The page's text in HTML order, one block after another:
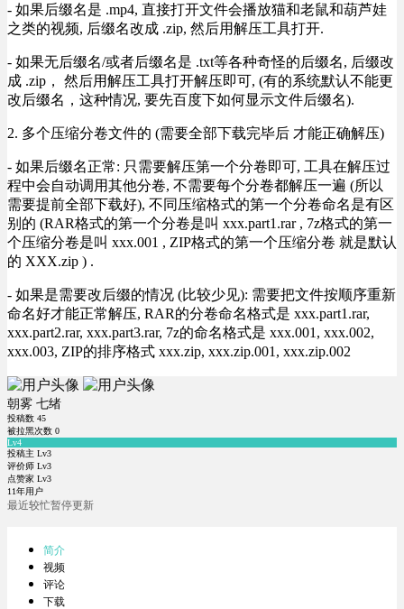
- 如果后缀名是 .mp4, 直接打开文件会播放猫和老鼠和葫芦娃
之类的视频, 后缀名改成 .zip, 然后用解压工具打开.
- 如果无后缀名/或者后缀名是 .txt等各种奇怪的后缀名, 后缀改
成 .zip， 然后用解压工具打开解压即可, (有的系统默认不能更
改后缀名，这种情况, 要先百度下如何显示文件后缀名).
2. 多个压缩分卷文件的 (需要全部下载完毕后 才能正确解压)
- 如果后缀名正常: 只需要解压第一个分卷即可, 工具在解压过
程中会自动调用其他分卷, 不需要每个分卷都解压一遍 (所以
需要提前全部下载好), 不同压缩格式的第一个分卷命名是有区
别的 (RAR格式的第一个分卷是叫 xxx.part1.rar , 7z格式的第一
个压缩分卷是叫 xxx.001 , ZIP格式的第一个压缩分卷 就是默认
的 XXX.zip ) .
- 如果是需要改后缀的情况 (比较少见): 需要把文件按顺序重新
命名好才能正常解压, RAR的分卷命名格式是 xxx.part1.rar,
xxx.part2.rar, xxx.part3.rar, 7z的命名格式是 xxx.001, xxx.002,
xxx.003, ZIP的排序格式 xxx.zip, xxx.zip.001, xxx.zip.002
朝雾 七绪
投稿数 45
被拉黑次数 0
Lv4
投稿主 Lv3
评价师 Lv3
点赞家 Lv3
11年用户
最近较忙暂停更新
简介
视频
评论
下载